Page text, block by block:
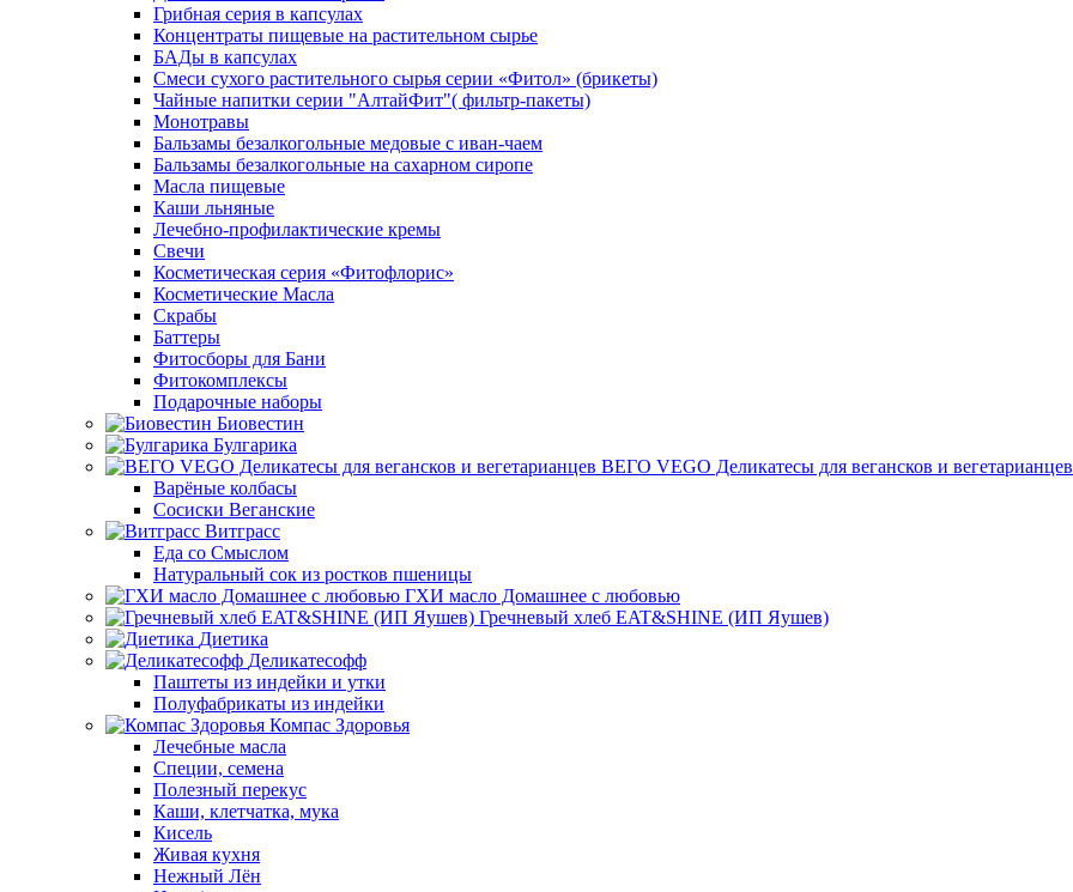
Грибная серия в капсулах
Концентраты пищевые на растительном сырье
БАДы в капсулах
Смеси сухого растительного сырья серии «Фитол» (брикеты)
Чайные напитки серии "АлтайФит"( фильтр-пакеты)
Монотравы
Бальзамы безалкогольные медовые с иван-чаем
Бальзамы безалкогольные на сахарном сиропе
Масла пищевые
Каши льняные
Лечебно-профилактические кремы
Свечи
Косметическая серия «Фитофлорис»
Косметические Масла
Скрабы
Баттеры
Фитосборы для Бани
Фитокомплексы
Подарочные наборы
Биовестин
Булгарика
ВЕГО VEGO Деликатесы для вегансков и вегетарианцев
Варёные колбасы
Сосиски Веганские
Витграсс
Еда со Смыслом
Натуральный сок из ростков пшеницы
ГХИ масло Домашнее с любовью
Гречневый хлеб EAT&SHINE (ИП Яушев)
Диетика
Деликатесофф
Паштеты из индейки и утки
Полуфабрикаты из индейки
Компас Здоровья
Лечебные масла
Специи, семена
Полезный перекус
Каши, клетчатка, мука
Кисель
Живая кухня
Нежный Лён